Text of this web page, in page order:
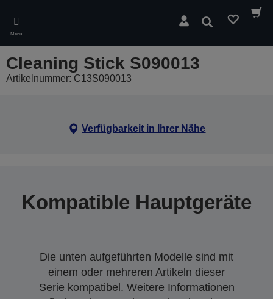
main
content
Menü
Suchen
Cleaning Stick S090013
Artikelnummer: C13S090013
Verfügbarkeit in Ihrer Nähe
Kompatible Hauptgeräte
Die unten aufgeführten Modelle sind mit
einem oder mehreren Artikeln dieser
Serie kompatibel. Weitere Informationen